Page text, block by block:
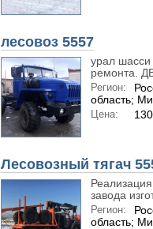
лесовоз 5557
урал шасси
ремонта.
Регион:
область;
Цена:
Лесовозный тягач
завода
Регион:
область;